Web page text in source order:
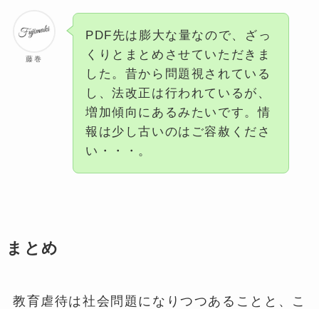
藤巻
PDF先は膨大な量なので、ざっ
くりとまとめさせていただきま
した。昔から問題視されている
し、法改正は行われているが、
増加傾向にあるみたいです。情
報は少し古いのはご容赦くださ
い・・・。
まとめ
教育虐待は社会問題になりつつあることと、こ